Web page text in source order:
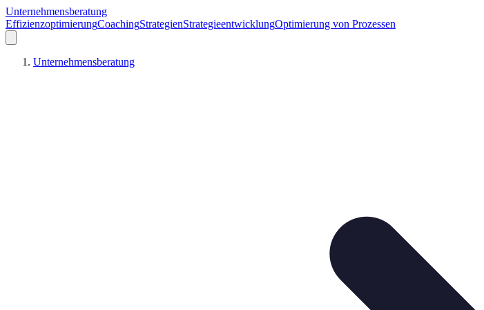
Unternehmensberatung
EffizienzoptimierungCoachingStrategienStrategieentwicklungOptimierung von Prozessen
Unternehmensberatung